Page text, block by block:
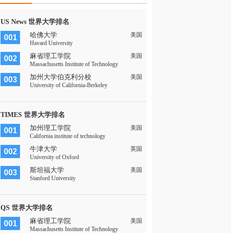
US News 世界大学排名
001 哈佛大学
美国
Havard University
002 麻省理工学院
美国
Massachusetts Institute of Technology
003 加州大学伯克利分校
美国
University of California-Berkeley
TIMES 世界大学排名
001 加州理工学院
美国
California institute of technology
002 牛津大学
英国
University of Oxford
003 斯坦福大学
美国
Stanford University
QS 世界大学排名
001 麻省理工学院
美国
Massachusetts Institute of Technology